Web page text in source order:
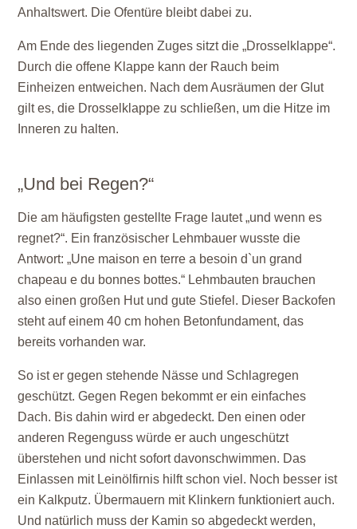
Anhaltswert. Die Ofentüre bleibt dabei zu.
Am Ende des liegenden Zuges sitzt die „Drosselklappe“.
Durch die offene Klappe kann der Rauch beim
Einheizen entweichen. Nach dem Ausräumen der Glut
gilt es, die Drosselklappe zu schließen, um die Hitze im
Inneren zu halten.
„Und bei Regen?“
Die am häufigsten gestellte Frage lautet „und wenn es
regnet?“. Ein französischer Lehmbauer wusste die
Antwort: „Une maison en terre a besoin d`un grand
chapeau e du bonnes bottes.“ Lehmbauten brauchen
also einen großen Hut und gute Stiefel. Dieser Backofen
steht auf einem 40 cm hohen Betonfundament, das
bereits vorhanden war.
So ist er gegen stehende Nässe und Schlagregen
geschützt. Gegen Regen bekommt er ein einfaches
Dach. Bis dahin wird er abgedeckt. Den einen oder
anderen Regenguss würde er auch ungeschützt
überstehen und nicht sofort davonschwimmen. Das
Einlassen mit Leinölfirnis hilft schon viel. Noch besser ist
ein Kalkputz. Übermauern mit Klinkern funktioniert auch.
Und natürlich muss der Kamin so abgedeckt werden,